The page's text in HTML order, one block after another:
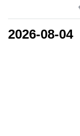
2026-08-04